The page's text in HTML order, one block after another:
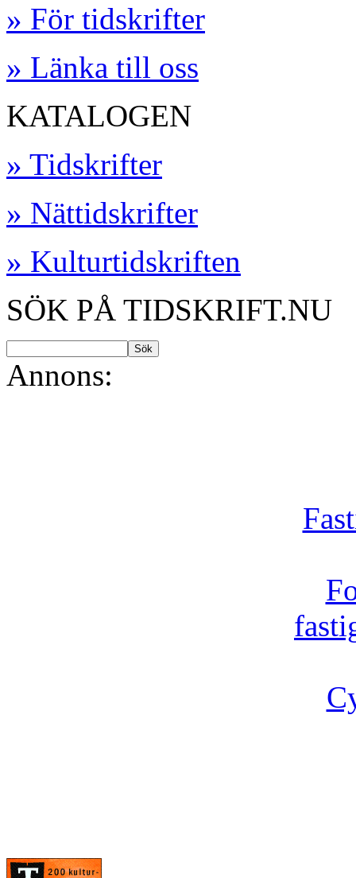
» För tidskrifter
» Länka till oss
KATALOGEN
» Tidskrifter
» Nättidskrifter
» Kulturtidskriften
SÖK PÅ TIDSKRIFT.NU
Annons: